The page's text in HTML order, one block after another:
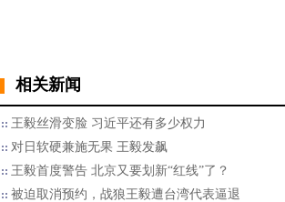
相关新闻
王毅丝滑变脸 习近平还有多少权力
对日软硬兼施无果 王毅发飙
王毅首度警告 北京又要划新“红线”了？
被迫取消预约，战狼王毅遭台湾代表逼退